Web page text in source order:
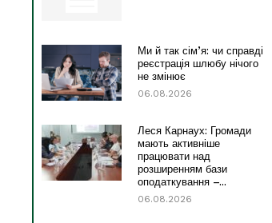
Ми й так сім’я: чи справді
реєстрація шлюбу нічого
не змінює
06.08.2026
Леся Карнаух: Громади
мають активніше
працювати над
розширенням бази
оподаткування –...
06.08.2026